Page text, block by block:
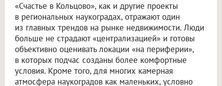
«Счастье в Кольцово», как и другие проекты
в региональных наукоградах, отражают один
из главных трендов на рынке недвижимости. Люди
больше не страдают «централизацией» и готовы
объективно оценивать локации «на периферии»,
в которых подчас созданы более комфортные
условия. Кроме того, для многих камерная
атмосфера наукоградов как маленьких, условно